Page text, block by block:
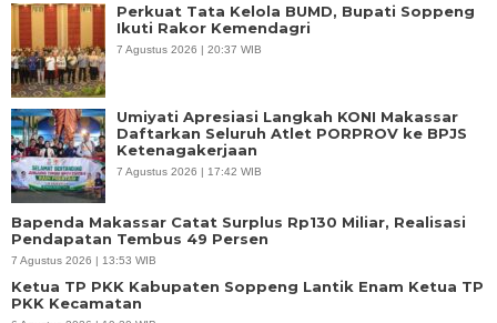
Perkuat Tata Kelola BUMD, Bupati Soppeng
Ikuti Rakor Kemendagri
7 Agustus 2026 | 20:37 WIB
Umiyati Apresiasi Langkah KONI Makassar
Daftarkan Seluruh Atlet PORPROV ke BPJS
Ketenagakerjaan
7 Agustus 2026 | 17:42 WIB
Bapenda Makassar Catat Surplus Rp130 Miliar, Realisasi
Pendapatan Tembus 49 Persen
7 Agustus 2026 | 13:53 WIB
Ketua TP PKK Kabupaten Soppeng Lantik Enam Ketua TP
PKK Kecamatan